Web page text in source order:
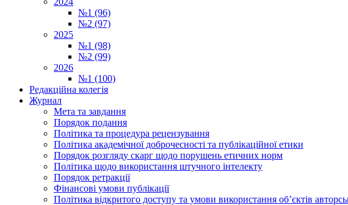
№1 (96)
№2 (97)
2025
№1 (98)
№2 (99)
2026
№1 (100)
Редакційна колегія
Журнал
Мета та завдання
Порядок подання
Політика та процедура рецензування
Політика академічної доброчесності та публікаційної етики
Порядок розгляду скарг щодо порушень етичних норм
Політика щодо використання штучного інтелекту
Порядок ретракції
Фінансові умови публікації
Політика відкритого доступу та умови використання обʼєктів